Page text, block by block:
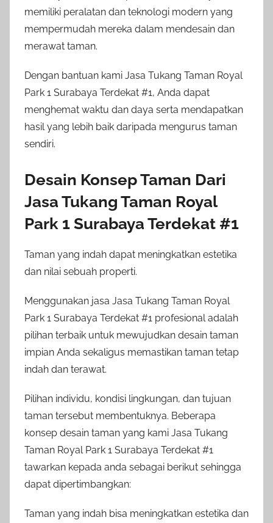
memiliki peralatan dan teknologi modern yang
mempermudah mereka dalam mendesain dan
merawat taman.
Dengan bantuan kami Jasa Tukang Taman Royal
Park 1 Surabaya Terdekat #1, Anda dapat
menghemat waktu dan daya serta mendapatkan
hasil yang lebih baik daripada mengurus taman
sendiri.
Desain Konsep Taman Dari
Jasa Tukang Taman Royal
Park 1 Surabaya Terdekat #1
Taman yang indah dapat meningkatkan estetika
dan nilai sebuah properti.
Menggunakan jasa Jasa Tukang Taman Royal
Park 1 Surabaya Terdekat #1 profesional adalah
pilihan terbaik untuk mewujudkan desain taman
impian Anda sekaligus memastikan taman tetap
indah dan terawat.
Pilihan individu, kondisi lingkungan, dan tujuan
taman tersebut membentuknya. Beberapa
konsep desain taman yang kami Jasa Tukang
Taman Royal Park 1 Surabaya Terdekat #1
tawarkan kepada anda sebagai berikut sehingga
dapat dipertimbangkan:
Taman yang indah bisa meningkatkan estetika dan